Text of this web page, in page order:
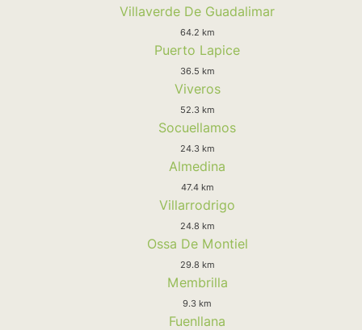
Villaverde De Guadalimar
64.2 km
Puerto Lapice
36.5 km
Viveros
52.3 km
Socuellamos
24.3 km
Almedina
47.4 km
Villarrodrigo
24.8 km
Ossa De Montiel
29.8 km
Membrilla
9.3 km
Fuenllana